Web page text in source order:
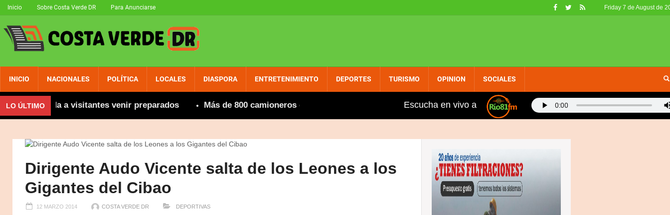
Friday 7 de August de
Inicio Sobre Costa Verde DR Para Anunciarse
INICIO NACIONALES POLÍTICA LOCALES DIASPORA ENTRETENIMIENTO DEPORTES TURISMO OPINION SOCIALES
LO ÚLTIMO a visitantes venir preparados Más de 800 camioneros extranjeros, entre ellos varios dominicanos, fueron retirados de circulación en EE. UU. por no
Escucha en vivo a
Dirigente Audo Vicente salta de los Leones a los
Gigantes del Cibao
12 MARZO 2014 COSTA VERDE DR DEPORTIVAS